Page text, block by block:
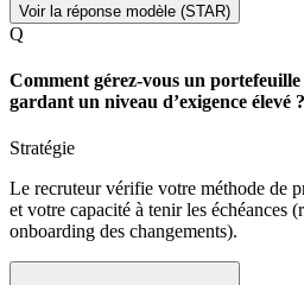
Voir la réponse modèle (STAR)
Q
Comment gérez-vous un
gardant un niveau d’exigence élevé ?
Stratégie
Le recruteur vérifie votre méthode de
et votre capacité à tenir les échéances
onboarding des changements).